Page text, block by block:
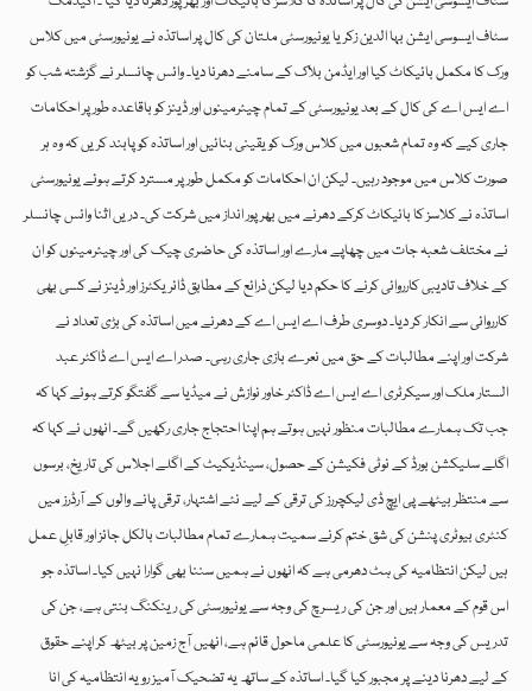
سٹاف ایسوسی ایشن بہا الدین زکریا یونیورسٹی ملتان کی کال پر اساتذہ نے یونیورسٹی میں کلاس
ورک کا مکمل بائیکاٹ کیا اور ایڈمن بلاک کے سامنے دھرنا دیا۔ وائس چانسلر نے گزشتہ شب کو
اے ایس اے کی کال کے بعد یونیورسٹی کے تمام چیئرمینوں اور ڈینز کو باقاعدہ طور پر احکامات
جاری کیے کہ وہ تمام شعبوں میں کلاس ورک کو یقینی بنائیں اور اساتذہ کو پابند کریں کہ وہ ہر
صورت کلاس میں موجود رہیں۔ لیکن ان احکامات کو مکمل طور پر مسترد کرتے ہوئے یونیورسٹی
اساتذہ نے کلاسز کا بائیکاٹ کرکے دھرنے میں بھرپور انداز میں شرکت کی۔ دریں اثنا وائس چانسلر
نے مختلف شعبہ جات میں چھاپے مارے اور اساتذہ کی حاضری چیک کی اور چیئرمینوں کو ان
کے خلاف تادیبی کارروائی کرنے کا حکم دیا لیکن ذرائع کے مطابق ڈائریکٹرز اور ڈینز نے کسی بھی
کارروائی سے انکار کر دیا۔ دوسری طرف اے ایس اے کے دھرنے میں اساتذہ کی بڑی تعداد نے
شرکت اور اپنے مطالبات کے حق میں نعرے بازی جاری رہی۔ صدر اے ایس اے ڈاکٹر عبد
الستار ملک اور سیکرٹری اے ایس اے ڈاکٹر خاور نوازش نے میڈیا سے گفتگو کرتے ہوئے کہا کہ
جب تک ہمارے مطالبات منظور نہیں ہوتے ہم اپنا احتجاج جاری رکھیں گے۔ انھوں نے کہا کہ
اگلے سلیکشن بورڈ کے نوٹی فکیشن کے حصول، سینڈیکیٹ کے اگلے اجلاس کی تاریخ، برسوں
سے منتظر بیٹھے پی ایچ ڈی لیکچررز کی ترقی کے لیے نئے اشتہار، ترقی پانے والوں کے آرڈرز میں
کنٹری بیوٹری پنشن کی شق ختم کرنے سمیت ہمارے تمام مطالبات بالکل جائز اور قابلِ عمل
ہیں لیکن انتظامیہ کی ہٹ دھرمی ہے کہ انھوں نے ہمیں سننا بھی گوارا نہیں کیا۔ اساتذہ جو
اس قوم کے معمار ہیں اور جن کی ریسرچ کی وجہ سے یونیورسٹی کی رینکنگ بنتی ہے، جن کی
تدریس کی وجہ سے یونیورسٹی کا علمی ماحول قائم ہے، انھیں آج زمین پر بیٹھ کر اپنے حقوق
کے لیے دھرنا دینے پر مجبور کیا گیا۔ اساتذہ کے ساتھ یہ تضحیک آمیز رویہ انتظامیہ کی انا